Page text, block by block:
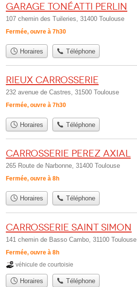
Garage Tonéatti Perlin
107 chemin des Tuileries, 31400 Toulouse
Fermée, ouvre à 7h30
Horaires Téléphone
Rieux Carrosserie
232 avenue de Castres, 31500 Toulouse
Fermée, ouvre à 7h30
Horaires Téléphone
Carrosserie Perez Axial
265 Route de Narbonne, 31400 Toulouse
Fermée, ouvre à 8h
Horaires Téléphone
Carrosserie Saint Simon
141 chemin de Basso Cambo, 31100 Toulouse
Fermée, ouvre à 8h
véhicule de courtoisie
Horaires Téléphone